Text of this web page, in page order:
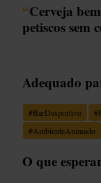
“Cerveja
petiscos sem
Adequado
#BarDesportivo #
#AmbienteAnimado
O que